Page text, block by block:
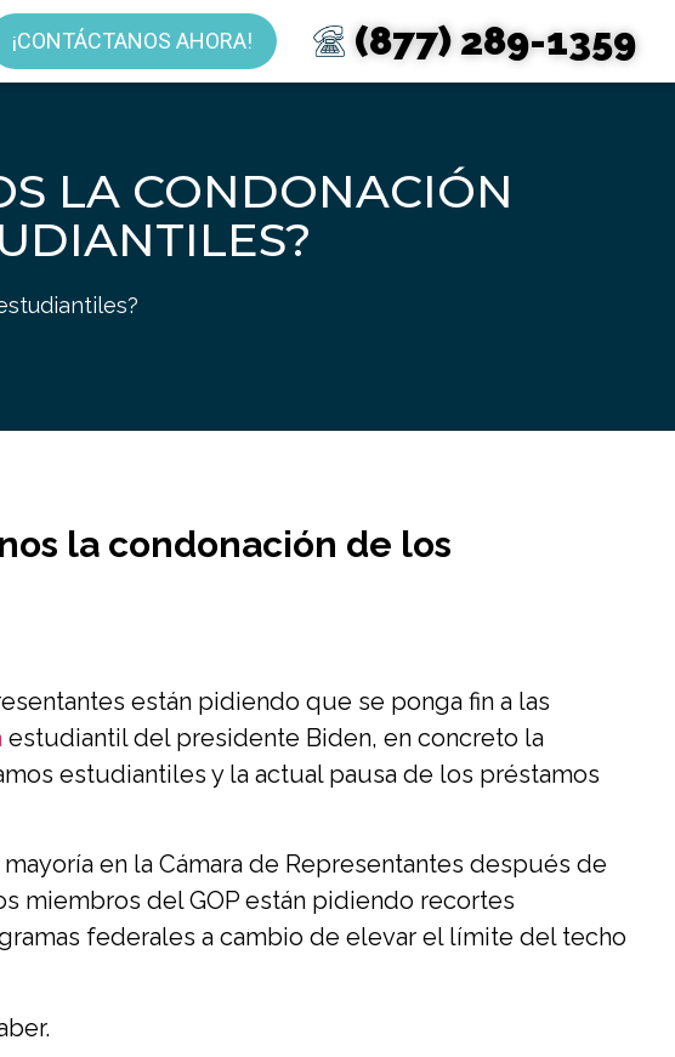
¡CONTÁCTANOS AHORA! (877) 289-1359
LA CONDONACIÓN
la condonación de los
están pidiendo que se ponga fin a las
estudiantil del presidente Biden, en concreto la
estudiantiles y la actual pausa de los préstamos
en la Cámara de Representantes después de
miembros del GOP están pidiendo recortes
federales a cambio de elevar el límite del techo